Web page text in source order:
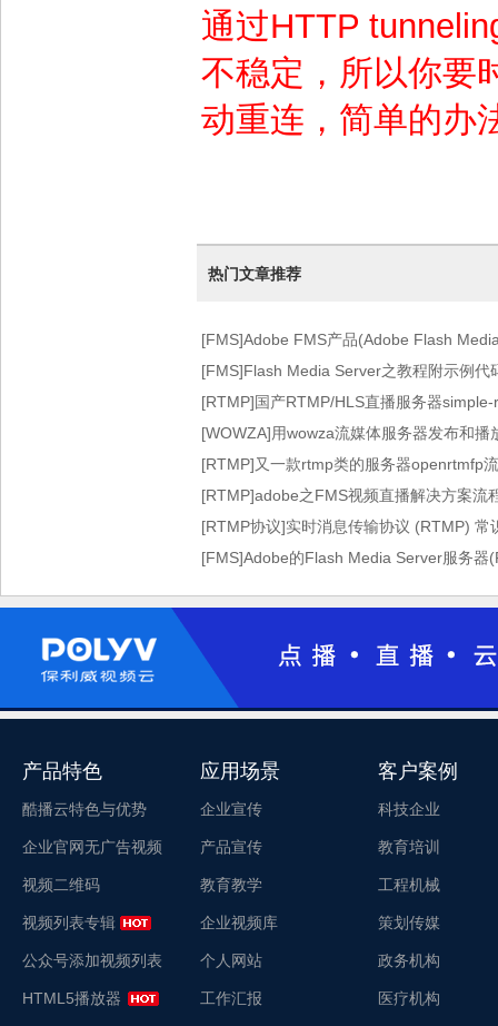
通过HTTP
不稳定，所以你要
动重连，简单的办
热门文章推荐
[FMS]Adobe FMS产品(Adobe Flash
图)
[FMS]Flash Media Server之教程附示例代
[RTMP]国产RTMP/HLS直播服务器
[WOWZA]用wowza流媒体服务器发布和播
[RTMP]又一款rtmp类的服务器openrtmfp
[RTMP]adobe之FMS视频直播解决方案流
[RTMP协议]实时消息传输协议 (RTMP) 常
[FMS]Adobe的Flash Media Server服务器
产品特色
酷播云特色与优势
企业官网无广告视频
视频二维码
视频列表专辑
公众号添加视频列表
HTML5播放器
应用场景
企业宣传
产品宣传
教育教学
企业视频库
个人网站
工作汇报
客户案例
科技企业
教育培训
工程机械
策划传媒
政务机构
医疗机构